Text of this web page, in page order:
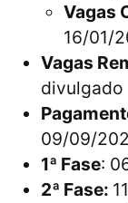
Vagas
16/01/
Vagas
divulgado
09/09/
1ª Fase:
2ª Fase: